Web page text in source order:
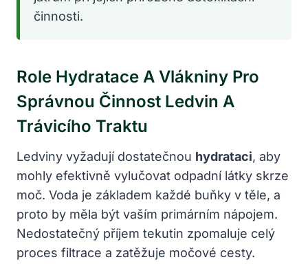
činnosti.
Role Hydratace A Vlákniny Pro
Správnou Činnost Ledvin A
Trávicího Traktu
Ledviny vyžadují dostatečnou hydrataci, aby
mohly efektivně vylučovat odpadní látky skrze
moč. Voda je základem každé buňky v těle, a
proto by měla být vaším primárním nápojem.
Nedostatečný příjem tekutin zpomaluje celý
proces filtrace a zatěžuje močové cesty.